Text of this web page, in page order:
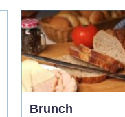
Brunch